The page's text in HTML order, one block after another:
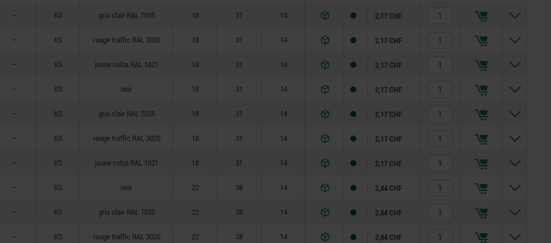
— KS gris clair RAL 7035 18 31 14 2,17 CHF
— KS rouge traffic RAL 3020 18 31 14 2,17 CHF
— KS jaune colza RAL 1021 18 31 14 2,17 CHF
— KS noir 18 31 14 2,17 CHF
— KS gris clair RAL 7035 18 31 14 2,17 CHF
— KS rouge traffic RAL 3020 18 31 14 2,17 CHF
— KS jaune colza RAL 1021 18 31 14 2,17 CHF
— KS noir 22 38 14 2,84 CHF
— KS gris clair RAL 7035 22 38 14 2,84 CHF
— KS rouge traffic RAL 3020 22 38 14 2,84 CHF